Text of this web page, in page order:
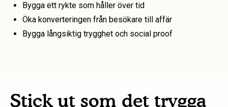
Bygga ett rykte som håller över tid
Öka konverteringen från besökare till affär
Bygga långsiktig trygghet och social proof
Stick ut som det trygga